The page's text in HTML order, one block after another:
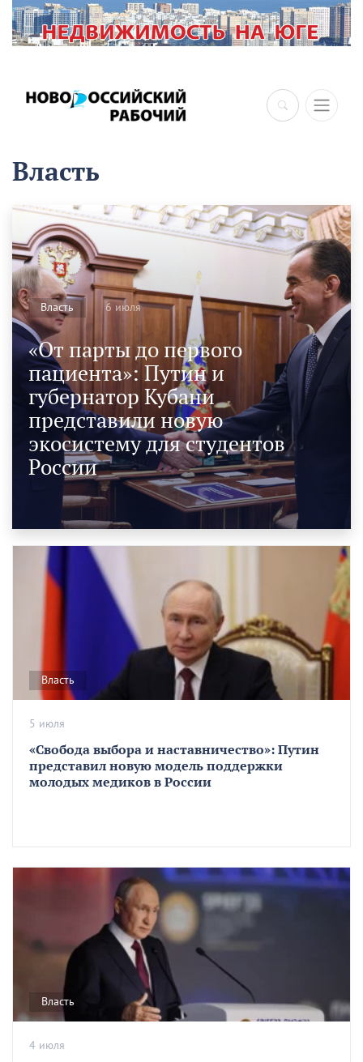
×
Власть
«От парты до первого
пациента»: Путин и
губернатор Кубани
представили новую
экосистему для студентов
России
Власть 6 июля
Власть
«Свобода выбора и наставничество»: Путин
представил новую модель поддержки
молодых медиков в России
5 июля
Власть
4 июля